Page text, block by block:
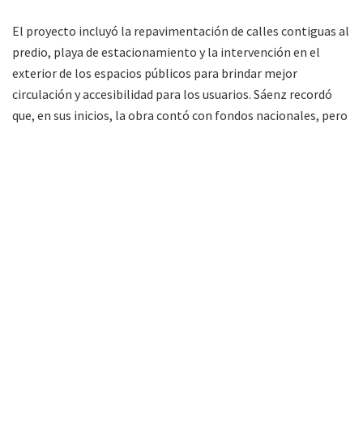
El proyecto incluyó la repavimentación de calles contiguas al
predio, playa de estacionamiento y la intervención en el
exterior de los espacios públicos para brindar mejor
circulación y accesibilidad para los usuarios. Sáenz recordó
que, en sus inicios, la obra contó con fondos nacionales, pero